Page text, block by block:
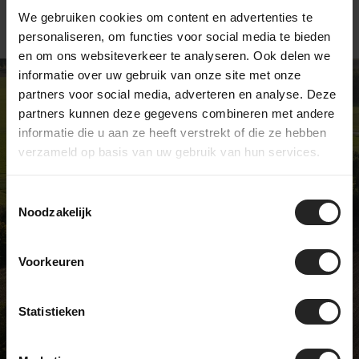
We gebruiken cookies om content en advertenties te
personaliseren, om functies voor social media te bieden
en om ons websiteverkeer te analyseren. Ook delen we
informatie over uw gebruik van onze site met onze
partners voor social media, adverteren en analyse. Deze
partners kunnen deze gegevens combineren met andere
informatie die u aan ze heeft verstrekt of die ze hebben
verzameld op basis van uw gebruik van hun services.
Noodzakelijk
Voorkeuren
Statistieken
EEN UNIEKE FIETSENWINKEL
trots op. Wij verkopen unieke
passie voor fietsen. Kom langs in